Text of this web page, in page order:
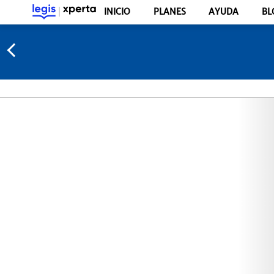
INICIO PLANES AYUDA